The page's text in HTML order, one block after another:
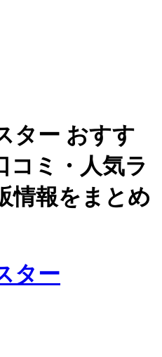
ター おすす
コミ・人気ラ
情報をまとめ
ター